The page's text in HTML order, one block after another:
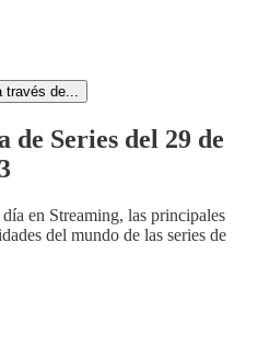
través de...
de Series del 29 de
en Streaming, las principales
del mundo de las series de